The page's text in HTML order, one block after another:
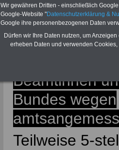
.
Beamtinnen
Bundes wegen
Teilweise 5-
Wir gewähren Dritten - einschließlich
Google-Website "Datenschutzerklärung &
Google ihre personenbezogenen Daten
Dürfen wir Ihre Daten nutzen, um
erheben Daten und verwenden